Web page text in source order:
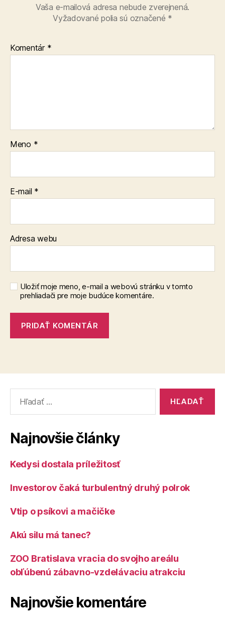
Vaša e-mailová adresa nebude zverejnená.
Vyžadované polia sú označené *
Komentár *
Meno *
E-mail *
Adresa webu
Uložiť moje meno, e-mail a webovú stránku v tomto
prehliadači pre moje budúce komentáre.
Najnovšie články
Kedysi dostala príležitosť
Investorov čaká turbulentný druhý polrok
Vtip o psíkovi a mačičke
Akú silu má tanec?
ZOO Bratislava vracia do svojho areálu
obľúbenú zábavno-vzdelávaciu atrakciu
Najnovšie komentáre